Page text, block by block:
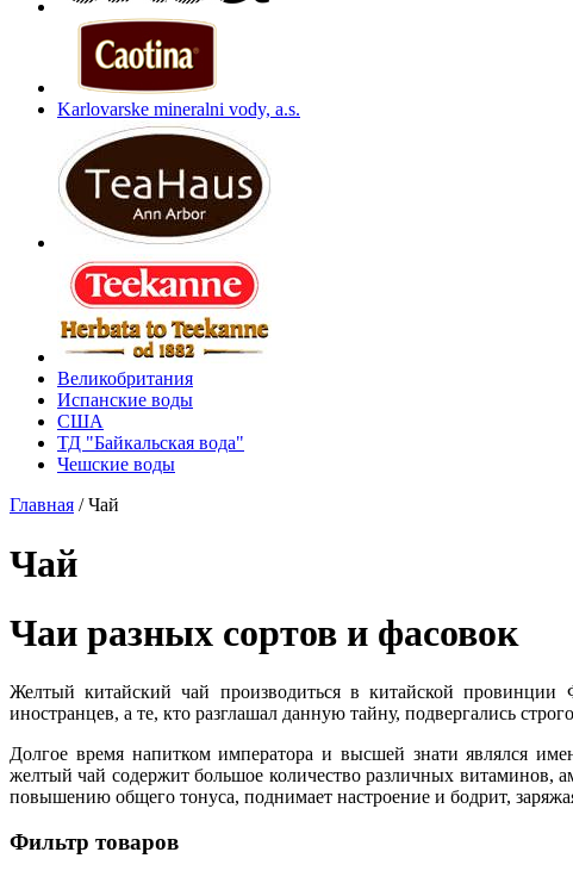
Karlovarske mineralni vody, a.s.
Великобритания
Испанские воды
США
ТД "Байкальская вода"
Чешские воды
Главная /Чай
Чай
Чаи разных сортов и фасовок
Желтый китайский чай производиться в китайской
иностранцев, а те, кто разглашал данную тайну, подвергались
Долгое время напитком императора и высшей знати являлся
желтый чай содержит большое количество различных витаминов,
повышению общего тонуса, поднимает настроение и бодрит,
Фильтр товаров